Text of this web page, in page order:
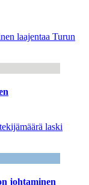
laajentaa Turun
laski
johtaminen